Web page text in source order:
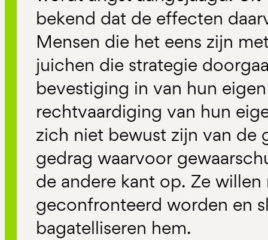
bekend dat de effecten
Mensen die het eens zijn
juichen die strategie
bevestiging in van hun
rechtvaardiging van hun
zich niet bewust zijn van de
gedrag waarvoor
de andere kant op. Ze
geconfronteerd worden en
bagatelliseren hem.